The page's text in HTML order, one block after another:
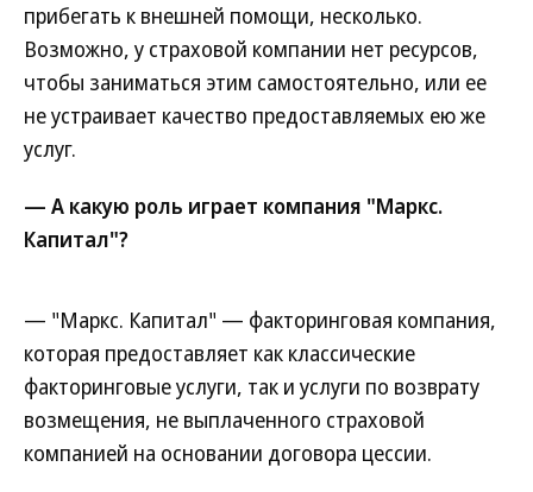
прибегать к внешней помощи, несколько.
Возможно, у страховой компании нет ресурсов,
чтобы заниматься этим самостоятельно, или ее
не устраивает качество предоставляемых ею же
услуг.
— А какую роль играет компания "Маркс.
Капитал"?
— "Маркс. Капитал" — факторинговая компания,
которая предоставляет как классические
факторинговые услуги, так и услуги по возврату
возмещения, не выплаченного страховой
компанией на основании договора цессии.